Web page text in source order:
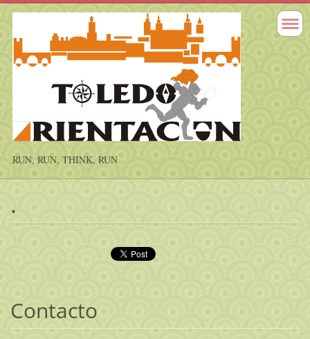
RUN, RUN, THINK, RUN
.
Contacto